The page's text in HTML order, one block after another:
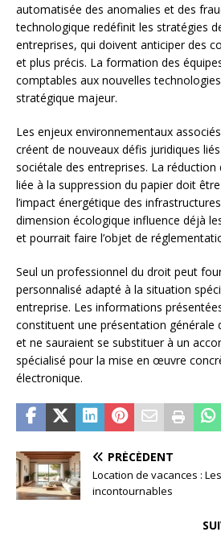
automatisée des anomalies et des
technologique redéfinit les stratégies
entreprises, qui doivent anticiper des
et plus précis. La formation des
comptables aux nouvelles
stratégique majeur.
Les enjeux environnementaux
créent de nouveaux défis juridiques
sociétale des entreprises. La réduction
liée à la suppression du papier doit
l’impact énergétique des
dimension écologique influence déjà
et pourrait faire l’objet de
Seul un professionnel du droit peut
personnalisé adapté à la situation
entreprise. Les informations
constituent une présentation générale
et ne sauraient se substituer à un
spécialisé pour la mise en œuvre
électronique.
PRÉCÉDENT
Location de vacances :
incontournables